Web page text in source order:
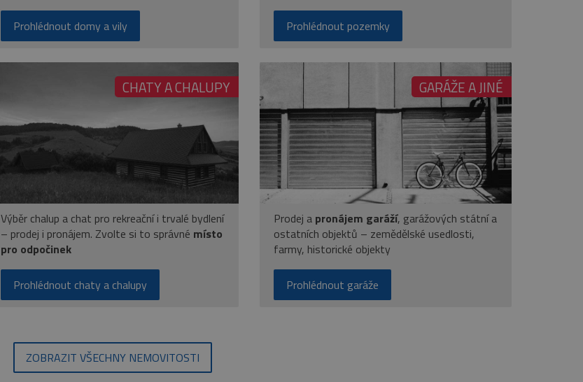
Prohlédnout domy a vily Prohlédnout pozemky
CHATY A CHALUPY
Výběr chalup a chat pro rekreační i trvalé bydlení
– prodej i pronájem. Zvolte si to správné místo
pro odpočinek
Prohlédnout chaty a chalupy
GARÁŽE A JINÉ
Prodej a pronájem garáží, garážových státní a
ostatních objektů – zemědělské usedlosti,
farmy, historické objekty
Prohlédnout garáže
ZOBRAZIT VŠECHNY NEMOVITOSTI